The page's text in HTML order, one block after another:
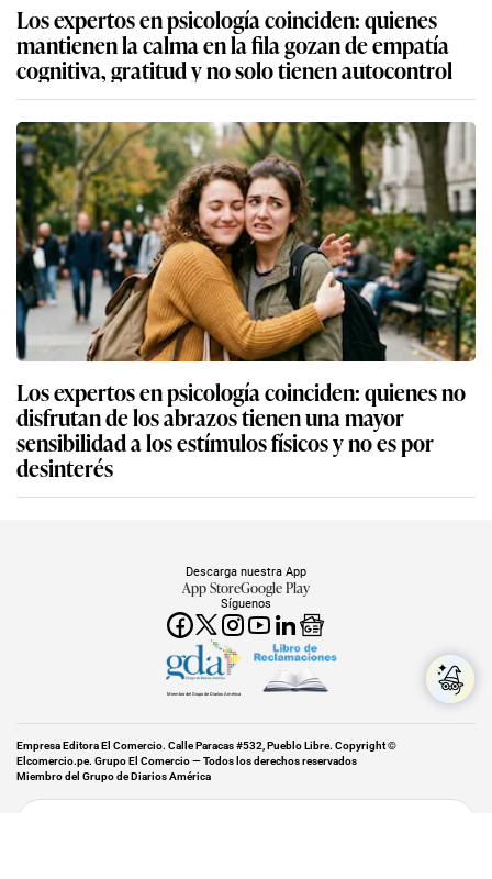
Los expertos en psicología coinciden: quienes
mantienen la calma en la fila gozan de empatía
cognitiva, gratitud y no solo tienen autocontrol
Los expertos en psicología coinciden: quienes no
disfrutan de los abrazos tienen una mayor
sensibilidad a los estímulos físicos y no es por
desinterés
Síguenos
Descarga nuestra App
App StoreGoogle Play
Miembro del Grupo de Diarios América
Empresa Editora El Comercio. Calle Paracas #532, Pueblo Libre. Copyright ©
Elcomercio.pe. Grupo El Comercio — Todos los derechos reservados
Miembro del Grupo de Diarios América